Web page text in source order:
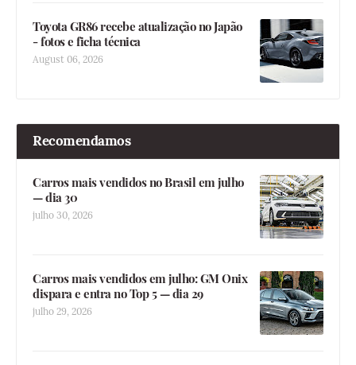
Toyota GR86 recebe atualização no Japão
- fotos e ficha técnica
August 06, 2026
Recomendamos
Carros mais vendidos no Brasil em julho
— dia 30
julho 30, 2026
Carros mais vendidos em julho: GM Onix
dispara e entra no Top 5 — dia 29
julho 29, 2026